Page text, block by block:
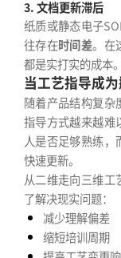
3. 文档更新滞后
纸质或静态电子
往存在时间差。在
都是实打实的成本。
当工艺指导成
随着产品结构复杂
指导方式越来越难
人是否足够熟练
快速更新。
从二维走向三维
了解决现实问题：
减少理解偏差
缩短培训周期